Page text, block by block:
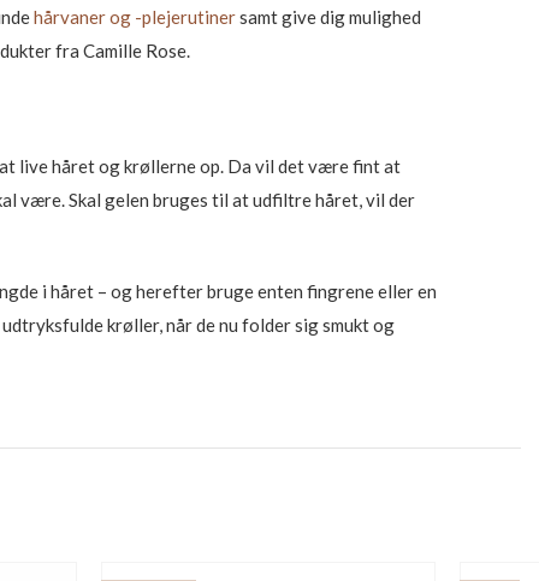
hårvaner og -plejerutinersamt give dig mulighed
fra Camille Rose.
live håret og krøllerne op. Da vil det være fint at
være. Skal gelen bruges til at udfiltre håret, vil der
i håret – og herefter bruge enten fingrene eller en
krøller, når de nu folder sig smukt og